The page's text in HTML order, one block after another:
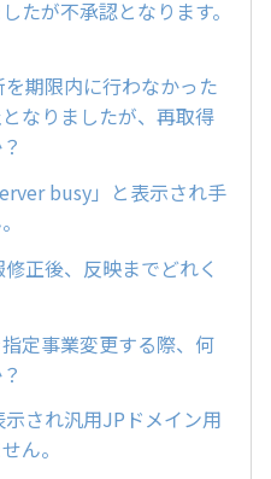
たが不承認となります。
期限内に行わなかった
なりましたが、再取得
busy」と表示され手
正後、反映までどれく
定事業変更する際、何
され汎用JPドメイン用
ん。